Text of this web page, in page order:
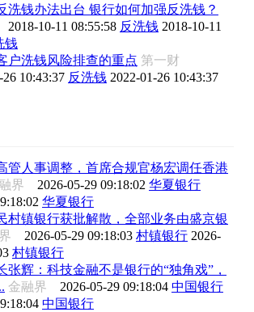
洗钱办法出台 银行如何加强反洗钱？
2018-10-11 08:55:58 反洗钱 2018-10-11
钱
户洗钱风险排查的重点 第一财
26 10:43:37 反洗钱 2022-01-26 10:43:37
管人事调整，首席合规官杨宏调任香港
界 2026-05-29 09:18:02 华夏银行
华夏银行
村镇银行获批解散，全部业务由盛京银
界 2026-05-29 09:18:03 村镇银行 2026-
村镇银行
张辉：科技金融不是银行的“独角戏”，
金融界 2026-05-29 09:18:04 中国银行
中国银行